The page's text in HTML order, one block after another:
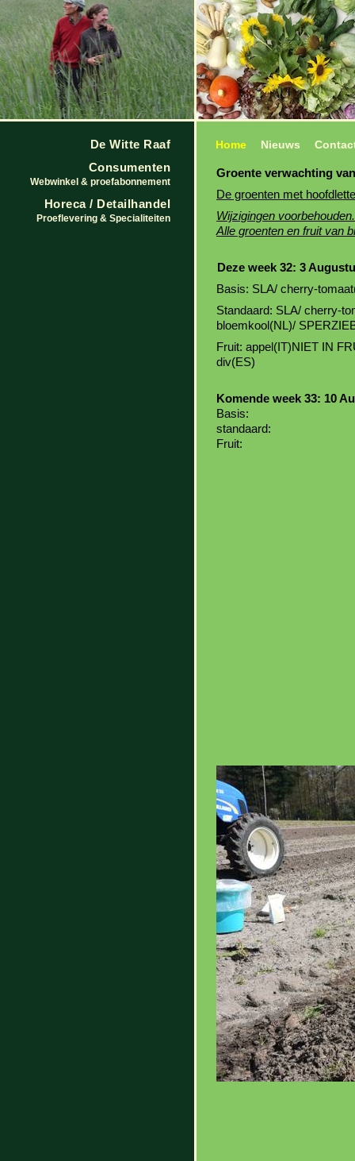
De Witte Raaf
Consumenten
Webwinkel & proefabonnement
Horeca / Detailhandel
Proeflevering & Specialiteiten
Home Nieuws
Groente verwachting
De groenten met
Wijzigingen voorbehouden.
Alle groenten en fruit van
Deze week 32: 3
Basis: SLA/ cherry-
Standaard: SLA/ cherry-
bloemkool(NL)/
Fruit: appel(IT)NIET IN
div(ES)
Komende week 33: 10
Basis:
standaard:
Fruit: